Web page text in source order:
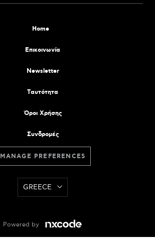
Home
Επικοινωνία
Newsletter
Tαυτότητα
Όροι Χρήσης
Συνδρομές
MANAGE PREFERENCES
GREECE
Powered by